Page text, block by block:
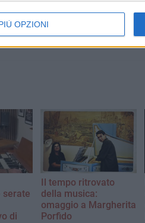
OPZIONI
serate
di
Il tempo ritrovato
della musica:
omaggio a Margherita
Porfido